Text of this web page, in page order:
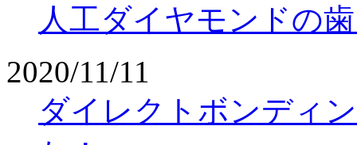
人工ダイヤモンドの
2020/11/11
ダイレクトボンディ